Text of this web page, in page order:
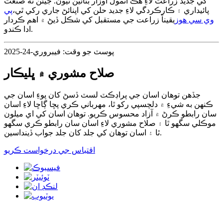
پائيداري ۽ ڪارڪردگي لاءِ جديد حلن کي اپنائڻ جاري رکي ٿي،پي
وي سي هوز يقيناً زراعت جي مستقبل کي شڪل ڏيڻ ۾ اهم ڪردار
ادا ڪندو.
پوسٽ جو وقت: فيبروري-24-2025
صلاح مشوري ۾ ڀليڪار
جڏهن توهان اسان جي پراڊڪٽ لسٽ ڏسڻ کان پوءِ اسان جي
ڪنهن به شيءِ ۾ دلچسپي رکو ٿا، مهرباني ڪري پڇا ڳاڇا لاءِ اسان
سان رابطو ڪرڻ ۾ آزاد محسوس ڪريو. توهان اسان کي اي ميلون
موڪلي سگهو ٿا ۽ صلاح مشوري لاءِ اسان سان رابطو ڪري سگهو
ٿا ۽ اسان توهان کي جلد کان جلد جواب ڏينداسين.
اقتباس جي درخواست ڪريو